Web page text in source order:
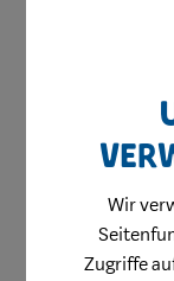
Online
Bereiche
Digitale
Wir
Zugriffe